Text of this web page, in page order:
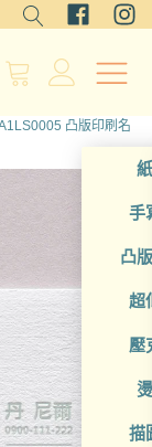
手
凸
超
壓
描
凸版印刷名